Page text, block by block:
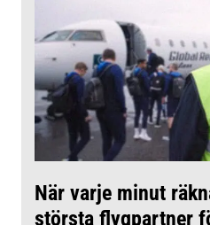
När varje minut
största flygpartner